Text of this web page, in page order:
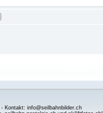
Kontakt: info@seilbahnbilder.ch